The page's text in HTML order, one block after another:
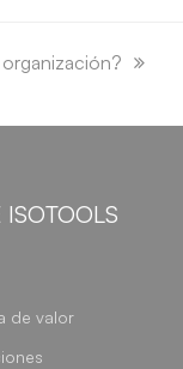
ISOTOOLS
de valor